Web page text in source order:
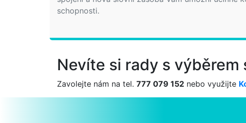
schopnosti.
Nevíte si rady s výběrem
Zavolejte nám na tel. 777 079 152 nebo využijte